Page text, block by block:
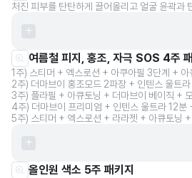
처진 피부를 탄탄하게 끌어올리고 얼굴 윤곽과
여름철 피지, 홍조, 자극 SOS 4주
1주) 스티머 + 엑스로션 + 아쿠아필 3단계 + 아
2주) 더마브이 홍조모드 2파장 + 인텐스 울트
3주) 플라필 + 아큐토닝 + 더마브이 베이직 +
4주) 더마브이 프리미엄 + 인텐스 울트라 12분
5주) 스티머 + 엑스로션 + 라라젯 + 아큐토닝
올인원 색소 5주 패키지